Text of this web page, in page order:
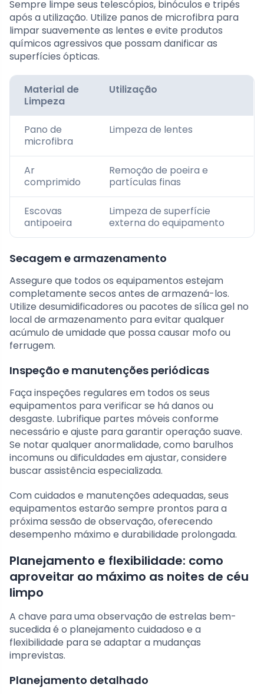
Sempre limpe seus telescópios, binóculos e tripés
após a utilização. Utilize panos de microfibra para
limpar suavemente as lentes e evite produtos
químicos agressivos que possam danificar as
superfícies ópticas.
Material de
Limpeza
Utilização
Pano de
microfibra
Limpeza de lentes
Ar
comprimido
Remoção de poeira e
partículas finas
Escovas
antipoeira
Limpeza de superfície
externa do equipamento
Secagem e armazenamento
Assegure que todos os equipamentos estejam
completamente secos antes de armazená-los.
Utilize desumidificadores ou pacotes de sílica gel no
local de armazenamento para evitar qualquer
acúmulo de umidade que possa causar mofo ou
ferrugem.
Inspeção e manutenções periódicas
Faça inspeções regulares em todos os seus
equipamentos para verificar se há danos ou
desgaste. Lubrifique partes móveis conforme
necessário e ajuste para garantir operação suave.
Se notar qualquer anormalidade, como barulhos
incomuns ou dificuldades em ajustar, considere
buscar assistência especializada.
Com cuidados e manutenções adequadas, seus
equipamentos estarão sempre prontos para a
próxima sessão de observação, oferecendo
desempenho máximo e durabilidade prolongada.
Planejamento e flexibilidade: como
aproveitar ao máximo as noites de céu
limpo
A chave para uma observação de estrelas bem-
sucedida é o planejamento cuidadoso e a
flexibilidade para se adaptar a mudanças
imprevistas.
Planejamento detalhado